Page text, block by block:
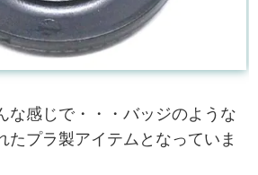
な感じで・・・バッジのような
たプラ製アイテムとなっていま